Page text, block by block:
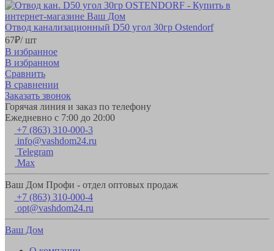
Отвод канализационный D50 угол 30гр Ostendorf
67₽/ шт
В избранное
В избранном
Сравнить
В сравнении
Заказать звонок
Горячая линия и заказ по телефону
Ежедневно с 7:00 до 20:00
+7 (863) 310-000-3
info@vashdom24.ru
Telegram
Max
Ваш Дом Профи - отдел оптовых продаж
+7 (863) 310-000-4
opt@vashdom24.ru
Ваш Дом